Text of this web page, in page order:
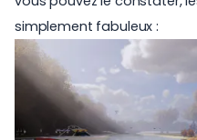
simplement fabuleux :